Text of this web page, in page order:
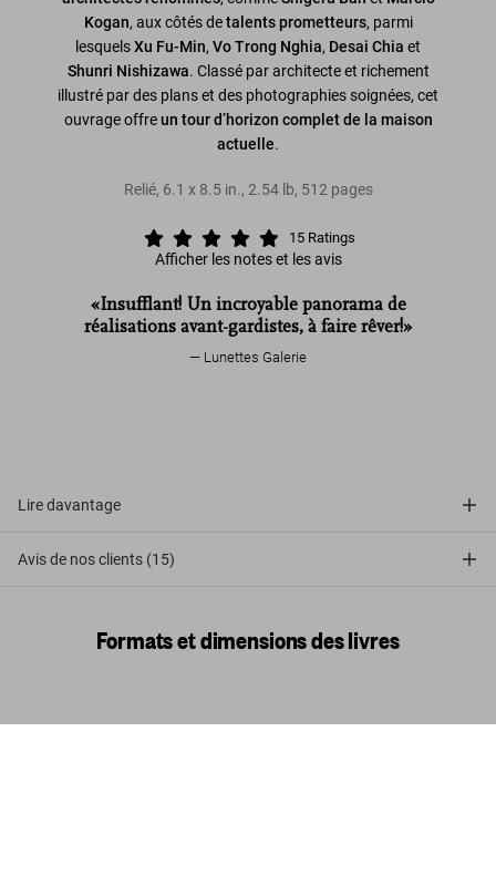
Kogan, aux côtés detalents prometteurs, parmi
lesquelsXu Fu-Min, Vo Trong Nghia, Desai Chia et
Shunri Nishizawa. Classé par architecte et richement
illustré par des plans et des photographies soignées, cet
ouvrage offreun tour d’horizon complet de la maison
actuelle.
Relié, 6.1 x 8.5 in., 2.54 lb, 512 pages
15 Ratings
Afficher les notes et les avis
«Insufflant! Un incroyable panorama de
réalisations avant-gardistes, à faire rêver!»
Lunettes Galerie
Lire davantage
Avis de nos clients (15)
Formats et dimensions des livres